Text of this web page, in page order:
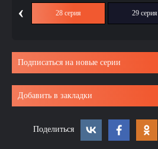
‹ 28 серия 29 серия
Подписаться на новые серии
Добавить в закладки
Поделиться